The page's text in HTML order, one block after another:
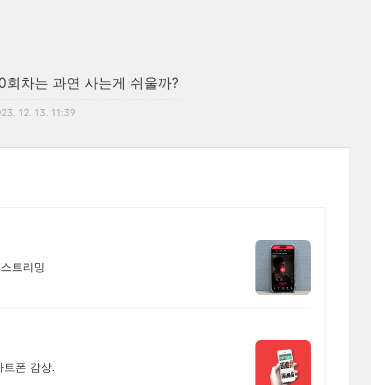
차는 과연 사는게 쉬울까?
12. 13. 11:39
트리밍
트폰 감상.